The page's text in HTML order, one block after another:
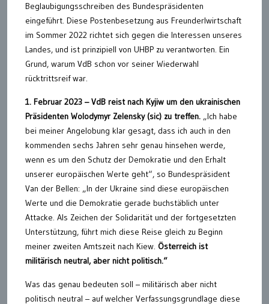
Beglaubigungsschreiben des Bundespräsidenten
eingeführt. Diese Postenbesetzung aus Freunderlwirtschaft
im Sommer 2022 richtet sich gegen die Interessen unseres
Landes, und ist prinzipiell von UHBP zu verantworten. Ein
Grund, warum VdB schon vor seiner Wiederwahl
rücktrittsreif war.
1. Februar 2023 – VdB reist nach Kyjiw um den ukrainischen
Präsidenten Wolodymyr Zelensky (sic) zu treffen. „Ich habe
bei meiner Angelobung klar gesagt, dass ich auch in den
kommenden sechs Jahren sehr genau hinsehen werde,
wenn es um den Schutz der Demokratie und den Erhalt
unserer europäischen Werte geht“, so Bundespräsident
Van der Bellen: „In der Ukraine sind diese europäischen
Werte und die Demokratie gerade buchstäblich unter
Attacke. Als Zeichen der Solidarität und der fortgesetzten
Unterstützung, führt mich diese Reise gleich zu Beginn
meiner zweiten Amtszeit nach Kiew. Österreich ist
militärisch neutral, aber nicht politisch.“
Was das genau bedeuten soll – militärisch aber nicht
politisch neutral – auf welcher Verfassungsgrundlage diese